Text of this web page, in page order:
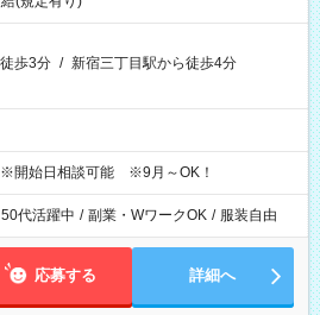
歩3分 / 新宿三丁目駅から徒歩4分
開始日相談可能 ※9月～OK！
代活躍中 / 副業・WワークOK / 服装自由
応募する 詳細へ